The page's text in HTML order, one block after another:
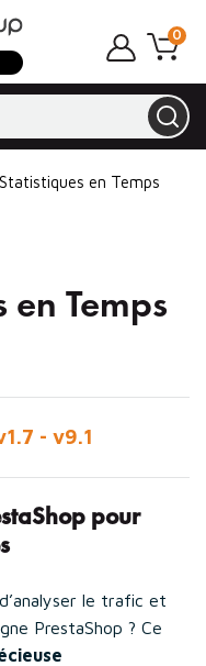
0
Statistiques en Temps
Temps
- v9.1
pour
le trafic et
PrestaShop ? Ce